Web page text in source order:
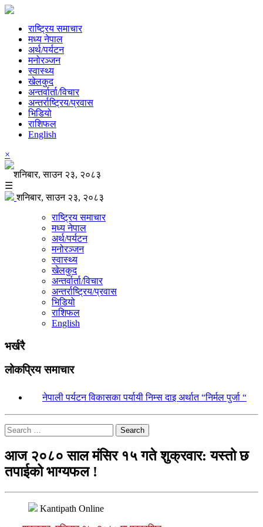
राष्ट्रिय समाचार
मध्य नेपाल
अर्थ/पर्यटन
मनोरञ्जन
स्वास्थ्य
खेलकुद
अन्तर्वार्ता/विचार
अन्तर्राष्ट्रिय/प्रवास
भिडियो
राशिफल
English
×
शनिबार, साउन २३, २०८३
☰
शनिबार, साउन २३, २०८३
राष्ट्रिय समाचार
मध्य नेपाल
अर्थ/पर्यटन
मनोरञ्जन
स्वास्थ्य
खेलकुद
अन्तर्वार्ता/विचार
अन्तर्राष्ट्रिय/प्रवास
भिडियो
राशिफल
English
भर्खरै
लोकप्रिय समाचार
नेपाली पर्यटन विकासका पर्यायी निम्स दाइ अर्थात “निर्मल पुर्जा “
Search
आज २०८० साल मंसिर १५ गते शुक्रवार: यस्तो छ
तपाईको भाग्यफल !
Kantipath Online